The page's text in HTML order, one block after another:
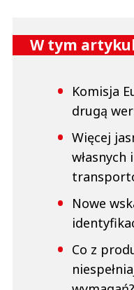
W tym
Komisja
drugą
Więcej
własnych
Nowe
Co z